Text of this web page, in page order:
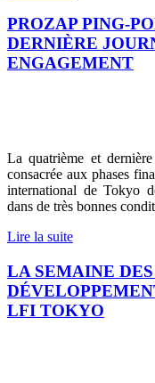
PROZAP PING-
DERNIÈRE
ENGAGEMENT
La quatrième et
consacrée aux phases
international de Tokyo
dans de très bonnes
Lire la suite
LA SEMAINE
LFI TOKYO